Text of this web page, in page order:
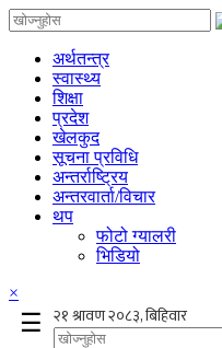
अर्थतन्त्र
स्वास्थ्य
शिक्षा
प्रदेश
खेलकुद
सूचना प्रविधि
अन्तर्राष्ट्रिय
अन्तरवार्ता/विचार
थप
फोटो ग्यालरी
भिडियो
×
☰